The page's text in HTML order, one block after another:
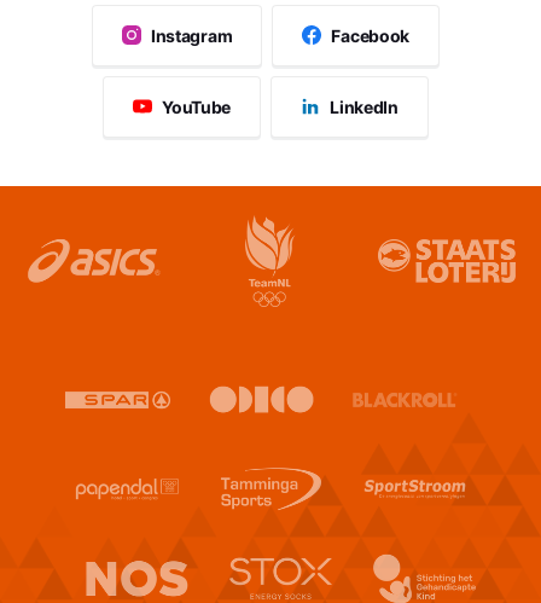
Instagram Facebook
YouTube LinkedIn